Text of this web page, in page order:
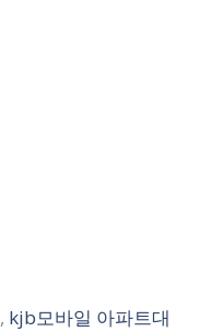
, kjb모바일 아파트대